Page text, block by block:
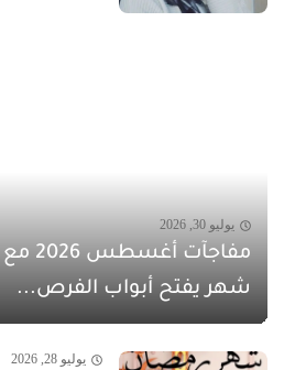
يوليو 30, 2026
شهر يفتح أبواب الفرص...
يوليو 28, 2026